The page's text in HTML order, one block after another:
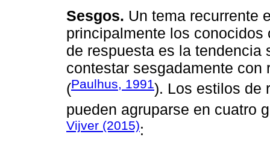
Sesgos. Un tema recurrente
principalmente los
de respuesta es la tendencia
contestar sesgadamente
(Paulhus, 1991). Los estilos de
pueden agruparse en cuatro
Vijver (2015):